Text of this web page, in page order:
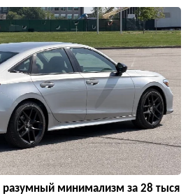
разумный минимализм за 28 тыся